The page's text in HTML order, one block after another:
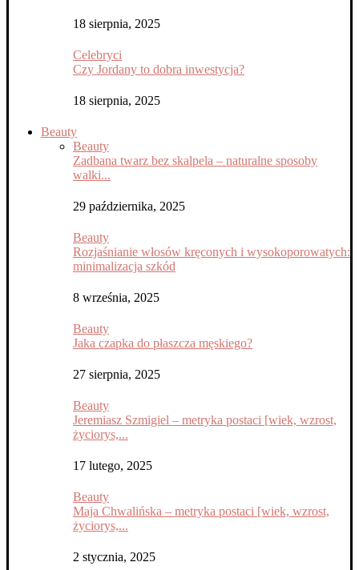
18 sierpnia, 2025
Celebryci
Czy Jordany to dobra inwestycja?
18 sierpnia, 2025
Beauty
Beauty
Zadbana twarz bez skalpela – naturalne sposoby
walki...
29 października, 2025
Beauty
Rozjaśnianie włosów kręconych i wysokoporowatych:
minimalizacja szkód
8 września, 2025
Beauty
Jaka czapka do płaszcza męskiego?
27 sierpnia, 2025
Beauty
Jeremiasz Szmigiel – metryka postaci [wiek, wzrost,
życiorys,...
17 lutego, 2025
Beauty
Maja Chwalińska – metryka postaci [wiek, wzrost,
życiorys,...
2 stycznia, 2025